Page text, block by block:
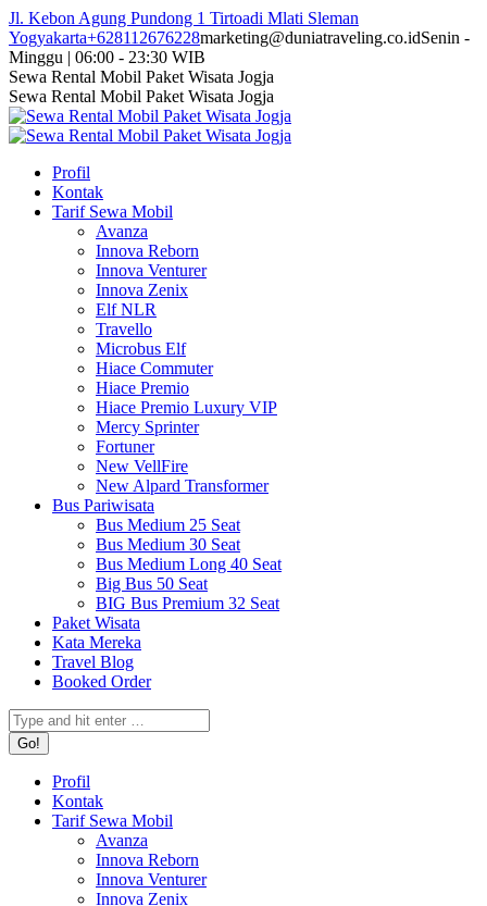
Skip
to
content
Jl. Kebon Agung Pundong 1 Tirtoadi Mlati Sleman
Yogyakarta+628112676228marketing@duniatraveling.co.idSenin -
Minggu | 06:00 - 23:30 WIB
Facebook
page
opens
in
window
Twitter
page
opens
in
window
Instagram
page
opens
in
window
YouTube
page
opens
in
window
Sewa Rental Mobil Paket Wisata Jogja
Sewa Rental Mobil Paket Wisata Jogja
Profil
Kontak
Tarif Sewa Mobil
Avanza
Innova Reborn
Innova Venturer
Innova Zenix
Elf NLR
Travello
Microbus Elf
Hiace Commuter
Hiace Premio
Hiace Premio Luxury VIP
Mercy Sprinter
Fortuner
New VellFire
New Alpard Transformer
Bus Pariwisata
Bus Medium 25 Seat
Bus Medium 30 Seat
Bus Medium Long 40 Seat
Big Bus 50 Seat
BIG Bus Premium 32 Seat
Paket Wisata
Kata Mereka
Travel Blog
Booked Order
Search:
Profil
Kontak
Tarif Sewa Mobil
Avanza
Innova Reborn
Innova Venturer
Innova Zenix